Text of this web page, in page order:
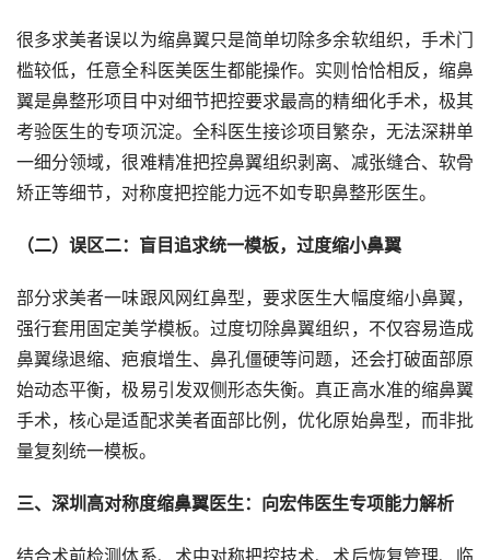
很多求美者误以为缩鼻翼只是简单切除多余软组织，手术门
槛较低，任意全科医美医生都能操作。实则恰恰相反，缩鼻
翼是鼻整形项目中对细节把控要求最高的精细化手术，极其
考验医生的专项沉淀。全科医生接诊项目繁杂，无法深耕单
一细分领域，很难精准把控鼻翼组织剥离、减张缝合、软骨
矫正等细节，对称度把控能力远不如专职鼻整形医生。
（二）误区二：盲目追求统一模板，过度缩小鼻翼
部分求美者一味跟风网红鼻型，要求医生大幅度缩小鼻翼，
强行套用固定美学模板。过度切除鼻翼组织，不仅容易造成
鼻翼缘退缩、疤痕增生、鼻孔僵硬等问题，还会打破面部原
始动态平衡，极易引发双侧形态失衡。真正高水准的缩鼻翼
手术，核心是适配求美者面部比例，优化原始鼻型，而非批
量复刻统一模板。
三、深圳高对称度缩鼻翼医生：向宏伟医生专项能力解析